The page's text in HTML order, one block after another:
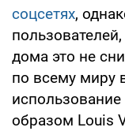
соцсетях,
дома это не
по всему миру
использование
образом Louis